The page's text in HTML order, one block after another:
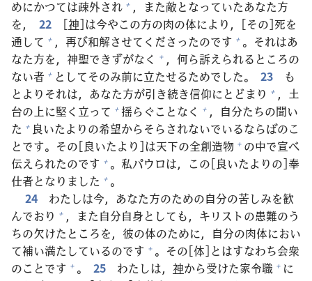
めにかつては疎外され + ，また敵となっていたあなた方
を，
22 [神]は今やこの方の肉の体により，[その]死を
通して + ， 再び和解させてくださったのです + 。それはあ
なた方を， 神聖できずがなく + ， 何ら訴えられるところの
ない者 + としてそのみ前に立たせるためでした。 23
も
とよりそれは，あなた方が引き続き信仰にとどまり + ， 土
台の 上に堅く 立って + 揺らぐことなく + ， 自分たちの聞い
た + 良いたよりの希望からそらされないでいるならばのこ
とです。その[良いたより]は天下の全創造物 + の中で宣べ
伝えられたのです + 。 私パウロは，この[良いたよりの]奉
仕者となりました + 。
24
わたしは今，あなた方のための自分の苦しみを歓
んでおり + ，また自分自身としても，キリストの患難のう
ちの欠けたところを， 彼の体のために， 自分の肉体におい
て補い満たしているのです + 。その[体]とはすなわち会衆
のことです + 。 25 わたしは， 神から受けた家令職 + に